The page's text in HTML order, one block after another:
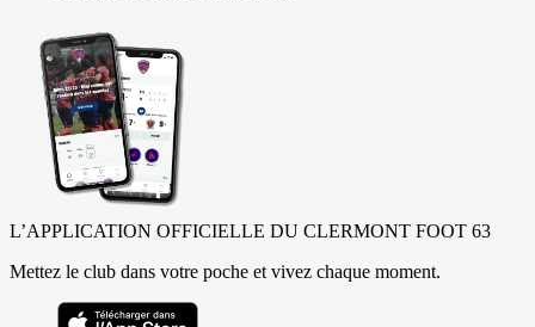
L’APPLICATION OFFICIELLE DU CLERMONT FOOT 63
Mettez le club dans votre poche et vivez chaque moment.